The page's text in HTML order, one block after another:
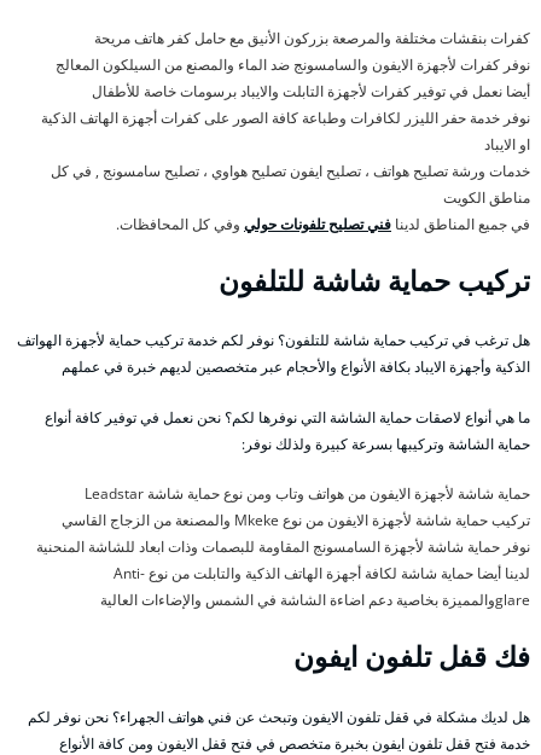
كفرات بنقشات مختلفة والمرصعة بزركون الأنيق مع حامل كفر هاتف مريحة
نوفر كفرات لأجهزة الايفون والسامسونج ضد الماء والمصنع من السيلكون المعالج
أيضا نعمل في توفير كفرات لأجهزة التابلت والايباد برسومات خاصة للأطفال
نوفر خدمة حفر الليزر لكافرات وطباعة كافة الصور على كفرات أجهزة الهاتف الذكية
او الايباد
خدمات ورشة تصليح هواتف ، تصليح ايفون تصليح هواوي ، تصليح سامسونج , في كل
مناطق الكويت
في جميع المناطق لدينا فني تصليح تلفونات حولي وفي كل المحافظات.
تركيب حماية شاشة للتلفون
هل ترغب في تركيب حماية شاشة للتلفون؟ نوفر لكم خدمة تركيب حماية لأجهزة الهواتف
الذكية وأجهزة الايباد بكافة الأنواع والأحجام عبر متخصصين لديهم خبرة في عملهم
ما هي أنواع لاصقات حماية الشاشة التي نوفرها لكم؟ نحن نعمل في توفير كافة أنواع
حماية الشاشة وتركيبها بسرعة كبيرة ولذلك نوفر:
حماية شاشة لأجهزة الايفون من هواتف وتاب ومن نوع حماية شاشة Leadstar
تركيب حماية شاشة لأجهزة الايفون من نوع Mkeke والمصنعة من الزجاج القاسي
نوفر حماية شاشة لأجهزة السامسونج المقاومة للبصمات وذات ابعاد للشاشة المنحنية
لدينا أيضا حماية شاشة لكافة أجهزة الهاتف الذكية والتابلت من نوع Anti-
glareوالمميزة بخاصية دعم اضاءة الشاشة في الشمس والإضاءات العالية
فك قفل تلفون ايفون
هل لديك مشكلة في قفل تلفون الايفون وتبحث عن فني هواتف الجهراء؟ نحن نوفر لكم
خدمة فتح قفل تلفون ايفون بخبرة متخصص في فتح قفل الايفون ومن كافة الأنواع